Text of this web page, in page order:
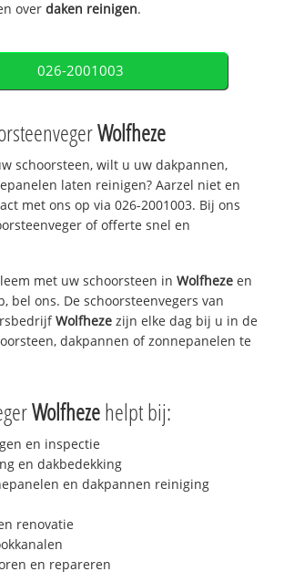
overdaken reinigen.
026-2001003
Wolfheze
schoorsteen, wilt u uw dakpannen,
laten reinigen? Aarzel niet en
met ons op via 026-2001003. Bij ons
of offerte snel en
met uw schoorsteen inWolfheze en
bel ons. De schoorsteenvegers van
Wolfheze zijn elke dag bij u in de
dakpannen of zonnepanelen te
Wolfhezehelpt bij:
en inspectie
en dakbedekking
en dakpannen reiniging
renovatie
en repareren